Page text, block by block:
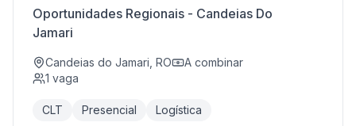
Oportunidades Regionais - Candeias Do
Jamari
Candeias do Jamari, RO
A combinar
1 vaga
CLT Presencial Logística